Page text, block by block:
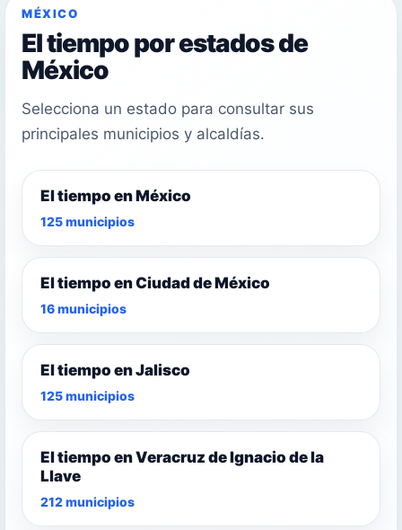
MÉXICO
El tiempo por estados de
México
Selecciona un estado para consultar sus
principales municipios y alcaldías.
El tiempo en México
125 municipios
El tiempo en Ciudad de México
16 municipios
El tiempo en Jalisco
125 municipios
El tiempo en Veracruz de Ignacio de la
Llave
212 municipios